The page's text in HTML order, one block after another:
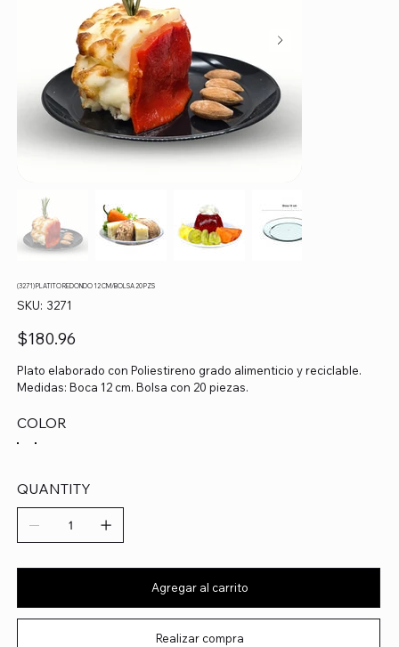
(3271) PLATITO REDONDO 12 CM/BOLSA 20 PZS
SKU: SKU
3271
3271
Precio
$180.96
Plato elaborado con Poliestireno grado alimenticio y reciclable.
Medidas: Boca 12 cm. Bolsa con 20 piezas.
COLOR
QUANTITY
Agregar al carrito
Realizar compra